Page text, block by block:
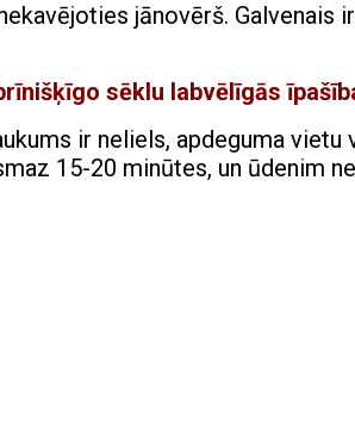
jānovērš. Galvenais
sēklu labvēlīgās
ir neliels, apdeguma vietu
15-20 minūtes, un ūdenim